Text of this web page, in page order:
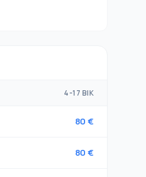
4-17 ВІК
80 €
80 €